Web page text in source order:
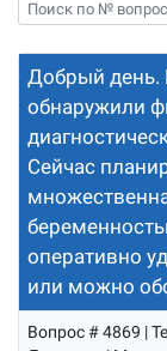
Добрый день.
обнаружили
Сейчас
оперативно
или можно
Вопрос # 4869 |